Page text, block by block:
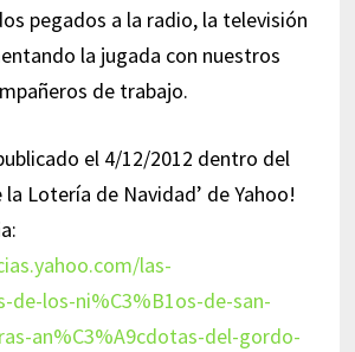
pegados a la radio, la televisión
la jugada con nuestros
de trabajo.
el 4/12/2012 dentro del
la Lotería de Navidad’ de Yahoo!
las-
de-los-ni%C3%B1os-de-san-
an%C3%A9cdotas-del-gordo-